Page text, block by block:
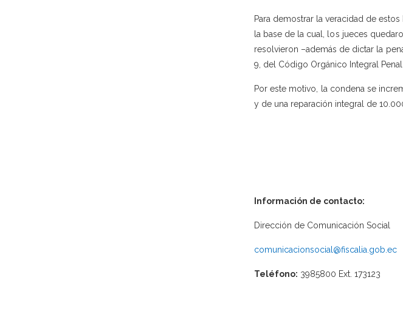
Para demostrar la veracidad de
la base de la cual, los jueces
resolvieron –además de dictar la
9, del Código Orgánico Integral
Por este motivo, la condena se
y de una reparación integral de
Información de contacto:
Dirección de Comunicación Social
comunicacionsocial@fiscalia.gob.ec
Teléfono: 3985800 Ext. 173123